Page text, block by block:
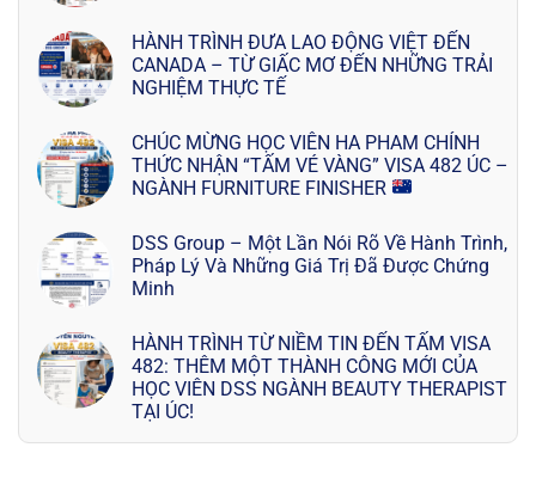
HÀNH TRÌNH ĐƯA LAO ĐỘNG VIỆT ĐẾN
CANADA – TỪ GIẤC MƠ ĐẾN NHỮNG TRẢI
NGHIỆM THỰC TẾ
CHÚC MỪNG HỌC VIÊN HA PHAM CHÍNH
THỨC NHẬN “TẤM VÉ VÀNG” VISA 482 ÚC –
NGÀNH FURNITURE FINISHER
DSS Group – Một Lần Nói Rõ Về Hành Trình,
Pháp Lý Và Những Giá Trị Đã Được Chứng
Minh
HÀNH TRÌNH TỪ NIỀM TIN ĐẾN TẤM VISA
482: THÊM MỘT THÀNH CÔNG MỚI CỦA
HỌC VIÊN DSS NGÀNH BEAUTY THERAPIST
TẠI ÚC!